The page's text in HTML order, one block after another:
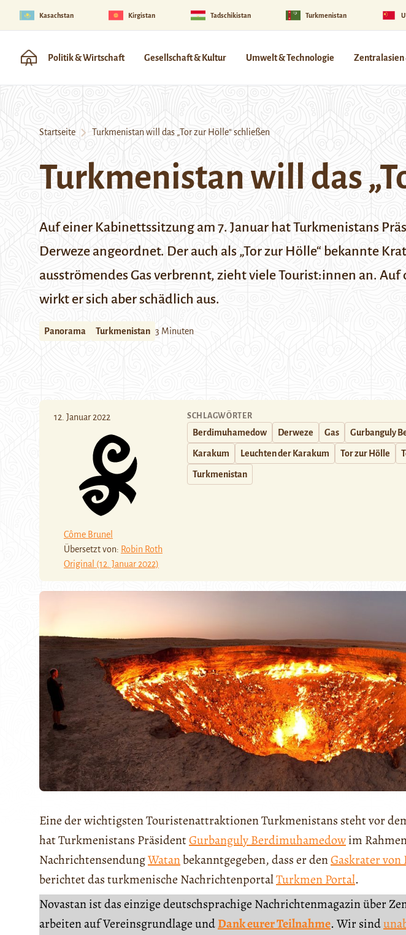
Kasachstan Kirgistan Tadschikistan Turkmenistan
Politik & Wirtschaft Gesellschaft & Kultur Umwelt & Technologie Zentralasien
Startseite Turkmenistan will das „Tor zur Hölle“ schließen
Turkmenistan will das
Auf einer Kabinettssitzung am 7. Januar hat Turkmenistans
Derweze angeordnet. Der auch als „Tor zur Hölle“ bekannte
ausströmendes Gas verbrennt, zieht viele Tourist:innen an.
wirkt er sich aber schädlich aus.
Panorama Turkmenistan 3 Minuten
12. Januar 2022
Côme Brunel
Übersetzt von: Robin Roth
Original (12. Januar 2022)
SCHLAGWÖRTER
Berdimuhamedow Derweze Gas Gurbanguly
Karakum Leuchten der Karakum Tor zur Hölle
Turkmenistan
Eine der wichtigsten Touristenattraktionen Turkmenistans steht vor
hat Turkmenistans PräsidentGurbanguly Berdimuhamedowim
NachrichtensendungWatanbekanntgegeben, dass er denGaskrater von
berichtet das turkmenische NachrichtenportalTurkmen Portal.
Novastan ist das einzige deutschsprachige Nachrichtenmagazin über
arbeiten auf Vereinsgrundlage undDank eurer Teilnahme. Wir sind